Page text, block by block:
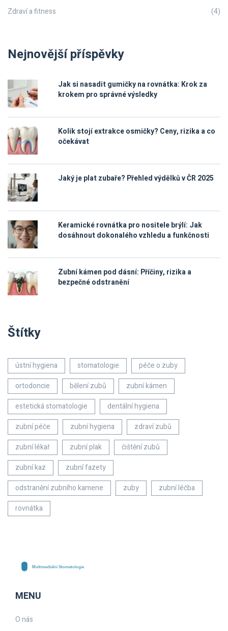
Zdraví a fitness (4)
Nejnovější příspěvky
Jak si nasadit gumičky na rovnátka: Krok za
krokem pro správné výsledky
Kolik stojí extrakce osmičky? Ceny, rizika a co
očekávat
Jaký je plat zubaře? Přehled výdělků v ČR 2025
Keramické rovnátka pro nositele brýlí: Jak
dosáhnout dokonalého vzhledu a funkčnosti
Zubní kámen pod dásní: Příčiny, rizika a
bezpečné odstranění
Štítky
ústní hygiena stomatologie
péče o zuby
ortodoncie
bělení zubů
zubní kámen
estetická stomatologie
dentální hygiena
zubní péče
zubní hygiena
zdraví zubů
zubní lékař
zubní plak
čištění zubů
zubní kaz
zubní fazety
odstranění zubního kamene
zuby
zubní léčba
rovnátka
MENU
O nás